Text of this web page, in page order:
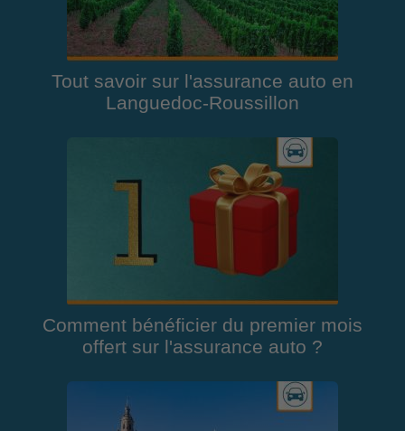
Tout savoir sur l'assurance auto en
Languedoc-Roussillon
Comment bénéficier du premier mois
offert sur l'assurance auto ?